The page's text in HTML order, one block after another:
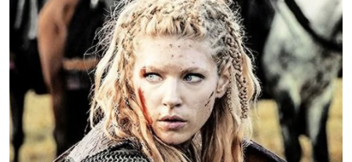
katanya kepada Bernama.
Mohd Afzanizam berkata Kadar Dana Fed
jangka panjang adalah pada 2.9 peratus.
Oleh itu, katanya kemungkinan penurunan
sebanyak 200 hingga 225 mata asas dijangka
antara sekarang dan sehingga akhir 2026